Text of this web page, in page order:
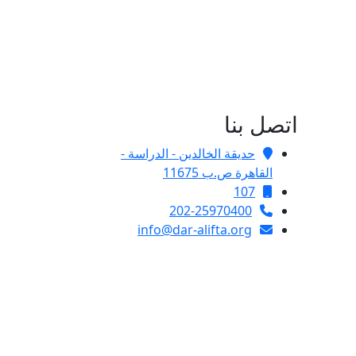
اتصل بنا
حديقة الخالدين - الدراسة -
القاهرة ص.ب 11675
107
202-25970400
info@dar-alifta.org